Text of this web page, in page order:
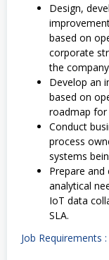
Design,
based on
corporate
the
Develop an
based on
roadmap for
Conduct
process
systems
Prepare
analytical
IoT data
SLA.
Job Requirements :